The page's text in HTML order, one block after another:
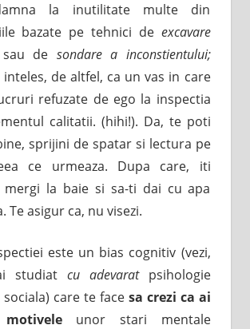
la inutilitate multe din
bazate pe tehnici de excavare
de sondare a inconstientului;
de altfel, ca un vas in care
refuzate de ego la inspectia
calitatii. (hihi!). Da, te poti
sprijini de spatar si lectura pe
ce urmeaza. Dupa care, iti
mergi la baie si sa-ti dai cu apa
Te asigur ca, nu visezi.
este un bias cognitiv (vezi,
studiat cu adevaratpsihologie
care te face sa crezi ca ai
unor stari mentale